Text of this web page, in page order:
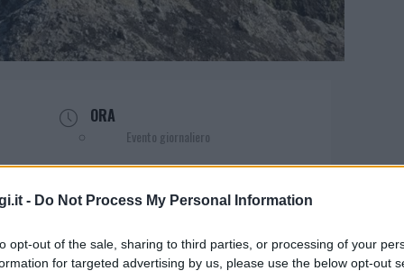
- Do Not Process My Personal Information
opt-out of the sale, sharing to third parties, or processing of your
for targeted advertising by us, please use the below opt-out
ORA
Evento giornaliero